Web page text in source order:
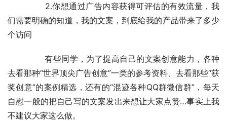
们需要明确的知道，我的文案，到底给我的产品带来了多少
个访问
去看那种“世界顶尖广告创意”一类的参考资料、去看那些“获
奖创意”的案例精选，还有的“混迹各种QQ群微信群”，每天
自慰一般的把自己写的文案发出来想让大家点赞…事实上我
不建议大家这么做。